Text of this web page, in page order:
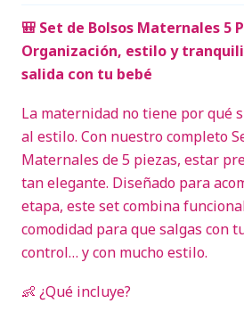
🎒 Set de Bolsos Maternales 5
Organización, estilo y
salida con tu bebé
La maternidad no tiene por qué
al estilo. Con nuestro completo
Maternales de 5 piezas, estar
tan elegante. Diseñado para
etapa, este set combina
comodidad para que salgas con
control… y con mucho estilo.
👶 ¿Qué incluye?